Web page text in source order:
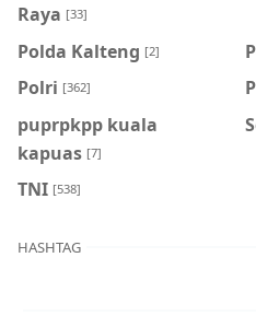
Raya [33]
Polda Kalteng [2]
Polri [362]
puprpkpp kuala
kapuas [7]
TNI [538]
HASHTAG